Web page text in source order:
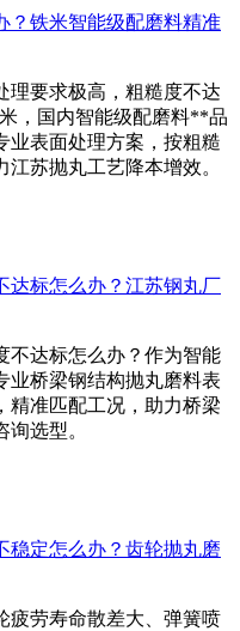
？铁米智能级配磨料精准
理要求极高，粗糙度不达
，国内智能级配磨料**品
业表面处理方案，按粗糙
苏抛丸工艺降本增效。
达标怎么办？江苏钢丸厂
不达标怎么办？作为智能
业桥梁钢结构抛丸磨料表
精准匹配工况，助力桥梁
选型。
稳定怎么办？齿轮抛丸磨
疲劳寿命散差大、弹簧喷